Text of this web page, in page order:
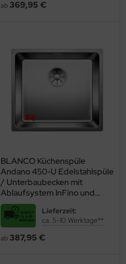
ab 369,95 €
BLANCO Küchenspüle
Andano 450-U Edelstahlspüle
/ Unterbaubecken mit
Ablaufsystem InFino und
Handbetätigung
Lieferzeit:
ca. 5-10 Werktage**
ab 387,95 €